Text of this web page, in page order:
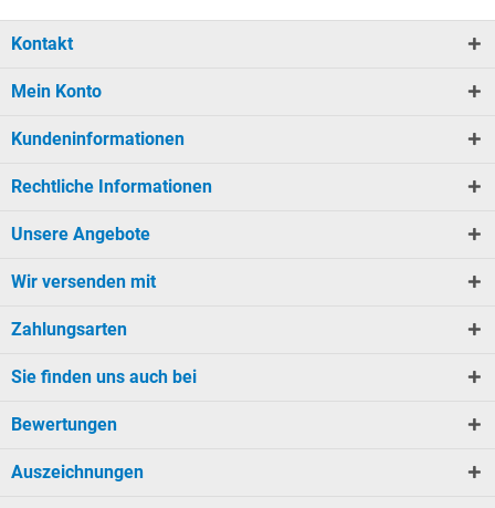
Kontakt
Mein Konto
Kundeninformationen
Rechtliche Informationen
Unsere Angebote
Wir versenden mit
Zahlungsarten
Sie finden uns auch bei
Bewertungen
Auszeichnungen